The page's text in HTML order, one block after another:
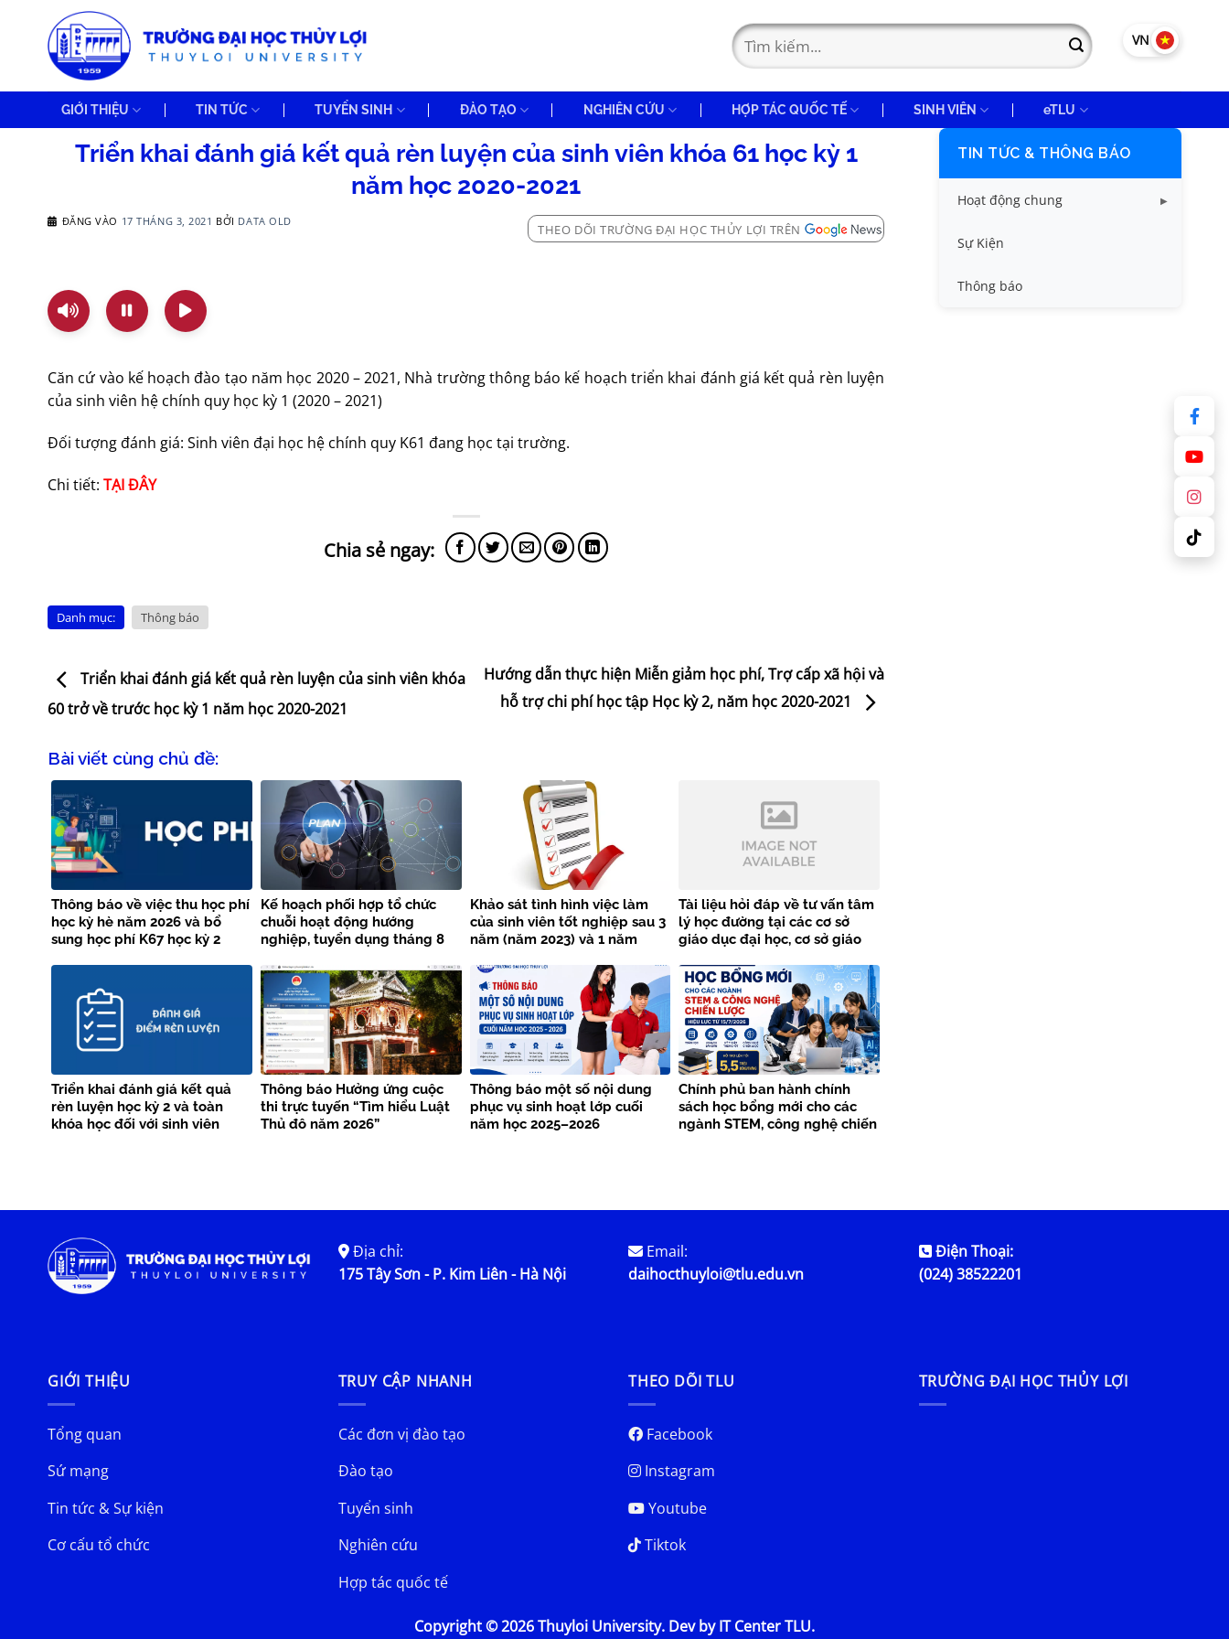
VN EN
GIỚI THIỆU TIN TỨC TUYỂN SINH ĐÀO TẠO NGHIÊN CỨU HỢP TÁC QUỐC TẾ SINH VIÊN eTLU
Triển khai đánh giá kết quả rèn luyện của sinh viên khóa 61 học kỳ 1
năm học 2020-2021
ĐĂNG VÀO 17 THÁNG 3, 2021 BỞI DATA OLD
THEO DÕI TRƯỜNG ĐẠI HỌC THỦY LỢI TRÊN
Căn cứ vào kế hoạch đào tạo năm học 2020 – 2021, Nhà trường thông báo kế hoạch triển khai đánh giá kết quả rèn luyện
của sinh viên hệ chính quy học kỳ 1 (2020 – 2021)
Đối tượng đánh giá: Sinh viên đại học hệ chính quy K61 đang học tại trường.
Chi tiết: TẠI ĐÂY
Danh mục: Thông báo
Triển khai đánh giá kết quả rèn luyện của sinh viên khóa
60 trở về trước học kỳ 1 năm học 2020-2021
Hướng dẫn thực hiện Miễn giảm học phí, Trợ cấp xã hội và
hỗ trợ chi phí học tập Học kỳ 2, năm học 2020-2021
Bài viết cùng chủ đề:
Thông báo về việc thu học phí
học kỳ hè năm 2026 và bổ
sung học phí K67 học kỳ 2
Kế hoạch phối hợp tổ chức
chuỗi hoạt động hướng
nghiệp, tuyển dụng tháng 8
Thủy lợi và Vieclam24h
Khảo sát tình hình việc làm
của sinh viên tốt nghiệp sau 3
năm (năm 2023) và 1 năm
Tài liệu hỏi đáp về tư vấn tâm
lý học đường tại các cơ sở
giáo dục đại học, cơ sở giáo
Triển khai đánh giá kết quả
rèn luyện học kỳ 2 và toàn
khóa học đối với sinh viên
Thông báo Hưởng ứng cuộc
thi trực tuyến “Tìm hiểu Luật
Thủ đô năm 2026”
Thông báo một số nội dung
phục vụ sinh hoạt lớp cuối
năm học 2025–2026
Chính phủ ban hành chính
sách học bổng mới cho các
ngành STEM, công nghệ chiến
TIN TỨC & THÔNG BÁO
Hoạt động chung
Tin công tác sinh viên
Tin đào tạo
Sự Kiện
Thông báo
Địa chỉ:
175 Tây Sơn - P. Kim Liên - Hà Nội
Email:
daihocthuyloi@tlu.edu.vn
Điện Thoại:
(024) 38522201
GIỚI THIỆU
Tổng quan
Sứ mạng
Tin tức & Sự kiện
Cơ cấu tổ chức
TRUY CẬP NHANH
Các đơn vị đào tạo
Đào tạo
Tuyển sinh
Nghiên cứu
Hợp tác quốc tế
THEO DÕI TLU
Facebook
Instagram
Youtube
Tiktok
TRƯỜNG ĐẠI HỌC THỦY LỢI
Copyright © 2026 Thuyloi University. Dev by IT Center TLU.